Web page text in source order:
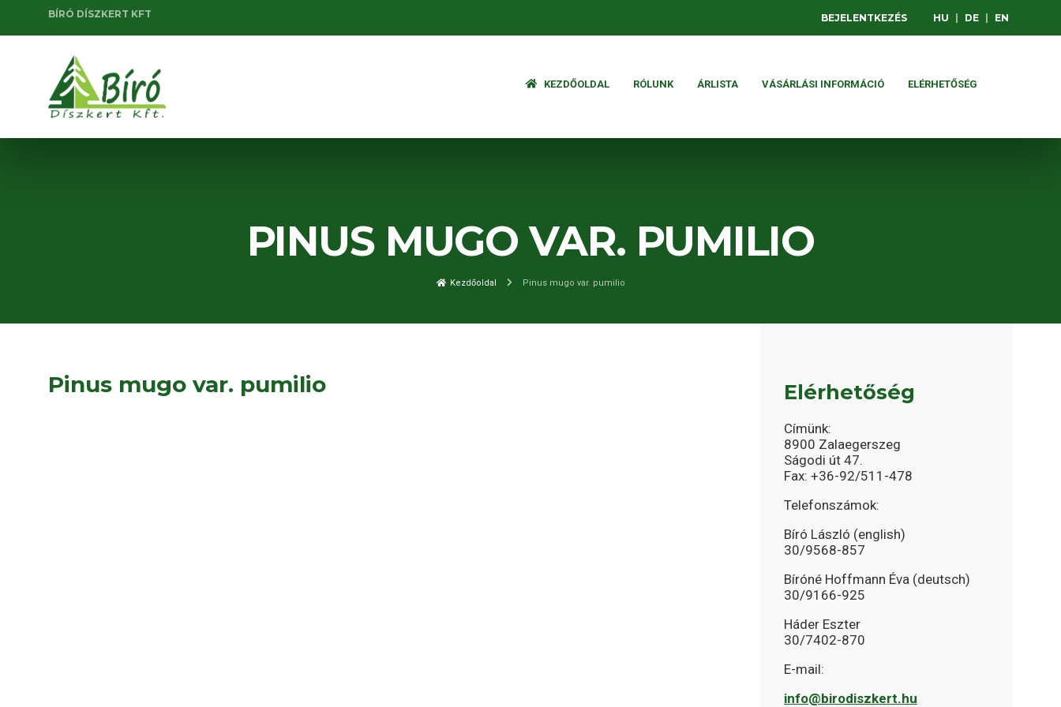
BÍRÓ DÍSZKERT KFT BEJELENTKEZÉS HU DE EN
KEZDŐOLDAL RÓLUNK ÁRLISTA VÁSÁRLÁSI INFORMÁCIÓ ELÉRHETŐSÉG
PINUS MUGO VAR. PUMILIO
Kezdőoldal Pinus mugo var. pumilio
Pinus mugo var. pumilio Elérhetőség
Címünk:
8900 Zalaegerszeg
Ságodi út 47.
Fax: +36-92/511-478
Telefonszámok:
Bíró László (english)
30/9568-857
Bíróné Hoffmann Éva (deutsch)
30/9166-925
Háder Eszter
30/7402-870
E-mail:
info@birodiszkert.hu